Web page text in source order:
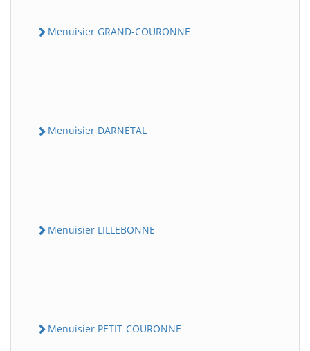
Menuisier GRAND-COURONNE
Menuisier DARNETAL
Menuisier LILLEBONNE
Menuisier PETIT-COURONNE